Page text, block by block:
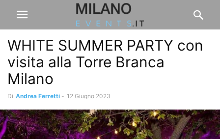
WHITE SUMMER PARTY con
visita alla Torre Branca
Milano
Di Andrea Ferretti - 12 Giugno 2023